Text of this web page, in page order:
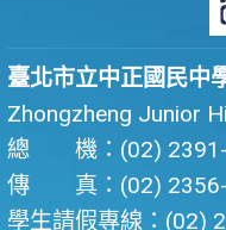
臺北市立中正國民中
Zhongzheng Junior
總 機：(02) 2391-
傳 真：(02) 2356-
學生請假專線：(02)